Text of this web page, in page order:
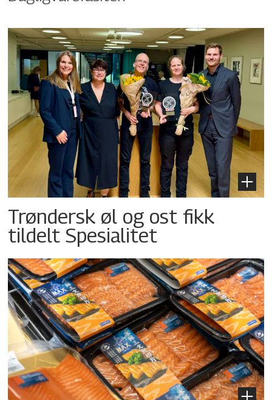
Trøndersk øl og ost fikk
tildelt Spesialitet